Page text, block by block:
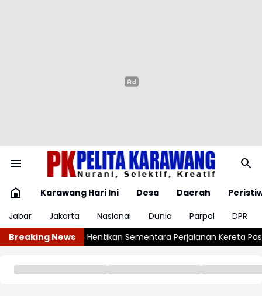
Karawang Hari Ini Desa Daerah
Jabar
Jakarta Nasional Dunia Parpol
DPR
Breaking News
Perjalanan Kereta Pascagempa Pangandaran